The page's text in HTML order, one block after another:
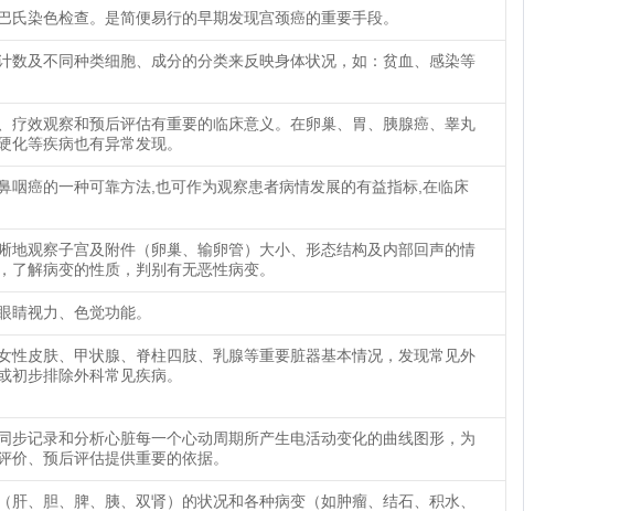
氏染色检查。是简便易行的早期发现宫颈癌的重要手段。
数及不同种类细胞、成分的分类来反映身体状况，如：贫血、感染等
疗效观察和预后评估有重要的临床意义。在卵巢、胃、胰腺癌、睾丸
化等疾病也有异常发现。
咽癌的一种可靠方法,也可作为观察患者病情发展的有益指标,在临床
地观察子宫及附件（卵巢、输卵管）大小、形态结构及内部回声的情
了解病变的性质，判别有无恶性病变。
睛视力、色觉功能。
性皮肤、甲状腺、脊柱四肢、乳腺等重要脏器基本情况，发现常见外
初步排除外科常见疾病。
步记录和分析心脏每一个心动周期所产生电活动变化的曲线图形，为
价、预后评估提供重要的依据。
肝、胆、脾、胰、双肾）的状况和各种病变（如肿瘤、结石、积水、